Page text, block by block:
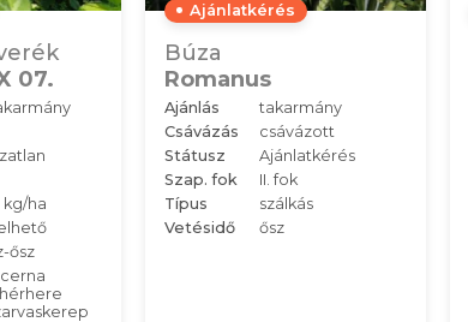
07.
ha
ősz
Ajánlatkérés
Búza
Romanus
Ajánlás
takarmány
Csávázás
csávázott
Státusz
Ajánlatkérés
Szap. fok
II. fok
Típus
szálkás
Vetésidő
ősz